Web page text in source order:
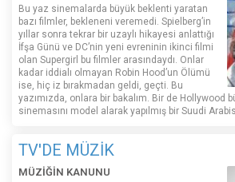
Bu yaz sinemalarda büyük beklenti yaratan
bazı filmler, bekleneni veremedi. Spielberg’in
yıllar sonra tekrar bir uzaylı hikayesi anlattığı
İfşa Günü ve DC’nin yeni evreninin ikinci filmi
olan Supergirl bu filmler arasındaydı. Onlar
kadar iddialı olmayan Robin Hood’un Ölümü
ise, hiç iz bırakmadan geldi, geçti. Bu
yazımızda, onlara bir bakalım. Bir de Hollywood
sinemasını model alarak yapılmış bir Suudi
TV'DE MÜZİK
MÜZİĞİN KANUNU